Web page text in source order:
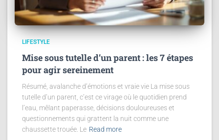
LIFESTYLE
Mise sous tutelle d’un parent : les 7 étapes
pour agir sereinement
Résumé, avalanche d’émotions et vraie vie La mise sous
tutelle d’un parent, c’est ce virage où le quotidien prend
l’eau, mêlant paperasse, décisions douloureuses et
questionnements qui grattent la nuit comme une
chaussette trouée. Le Read more